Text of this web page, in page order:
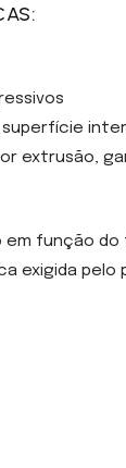
superfície
extrusão,
em função do
exigida pelo